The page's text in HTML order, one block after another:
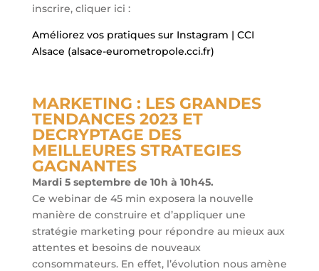
inscrire, cliquer ici :
Améliorez vos pratiques sur Instagram | CCI
Alsace (alsace-eurometropole.cci.fr)
MARKETING : LES GRANDES
TENDANCES 2023 ET
DECRYPTAGE DES
MEILLEURES STRATEGIES
GAGNANTES
Mardi 5 septembre de 10h à 10h45.
Ce webinar de 45 min exposera la nouvelle
manière de construire et d’appliquer une
stratégie marketing pour répondre au mieux aux
attentes et besoins de nouveaux
consommateurs. En effet, l’évolution nous amène